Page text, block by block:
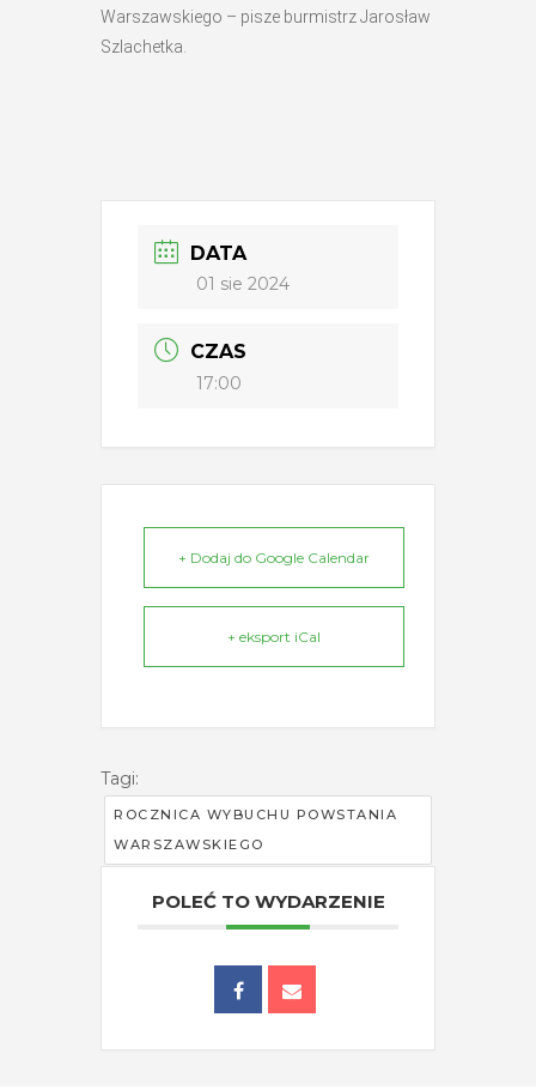
Warszawskiego – pisze burmistrz Jarosław
Szlachetka.
DATA
01 sie 2024
CZAS
17:00
+ Dodaj do Google Calendar
+ eksport iCal
Tagi:
ROCZNICA WYBUCHU POWSTANIA
WARSZAWSKIEGO
POLEĆ TO WYDARZENIE